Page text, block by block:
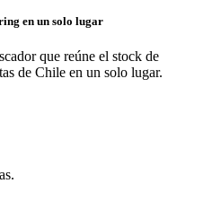
en un solo lugar
que reúne el stock de
de Chile en un solo lugar.